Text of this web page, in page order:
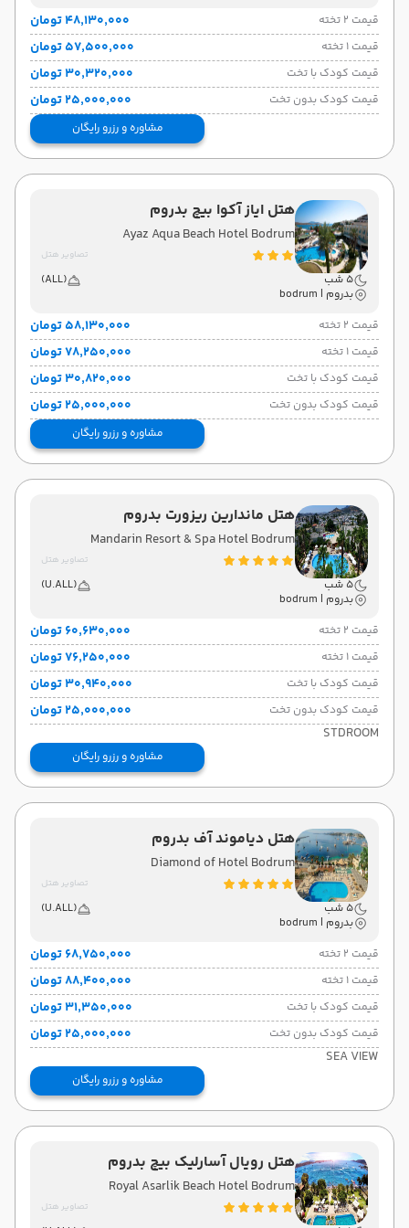
قیمت 2 تخته
۴۸٬۱۳۰٬۰۰۰ تومان
قیمت 1 تخته ۵۷٬۵۰۰٬۰۰۰ تومان
قیمت کودک با تخت ۳۰٬۳۲۰٬۰۰۰ تومان
قیمت کودک بدون تخت ۲۵٬۰۰۰٬۰۰۰ تومان
مشاوره و رزرو رایگان
هتل ایاز آکوا بیچ بدروم
Ayaz Aqua Beach Hotel Bodrum
تصاویر هتل
5 شب
(ALL)
بدروم | bodrum
قیمت 2 تخته
۵۸٬۱۳۰٬۰۰۰ تومان
قیمت 1 تخته ۷۸٬۲۵۰٬۰۰۰ تومان
قیمت کودک با تخت ۳۰٬۸۲۰٬۰۰۰ تومان
قیمت کودک بدون تخت ۲۵٬۰۰۰٬۰۰۰ تومان
مشاوره و رزرو رایگان
هتل ماندارین ریزورت بدروم
Mandarin Resort & Spa Hotel Bodrum
تصاویر هتل
5 شب
(U.ALL)
بدروم | bodrum
قیمت 2 تخته
۶۰٬۶۳۰٬۰۰۰ تومان
قیمت 1 تخته ۷۶٬۲۵۰٬۰۰۰ تومان
قیمت کودک با تخت ۳۰٬۹۴۰٬۰۰۰ تومان
قیمت کودک بدون تخت
۲۵٬۰۰۰٬۰۰۰ تومان
STDROOM
مشاوره و رزرو رایگان
هتل دیاموند آف بدروم
Diamond of Hotel Bodrum
تصاویر هتل
5 شب
(U.ALL)
بدروم | bodrum
قیمت 2 تخته
۶۸٬۷۵۰٬۰۰۰ تومان
قیمت 1 تخته ۸۸٬۴۰۰٬۰۰۰ تومان
قیمت کودک با تخت ۳۱٬۳۵۰٬۰۰۰ تومان
قیمت کودک بدون تخت
۲۵٬۰۰۰٬۰۰۰ تومان
SEA VIEW
مشاوره و رزرو رایگان
هتل رویال آسارلیک بیچ بدروم
Royal Asarlik Beach Hotel Bodrum
تصاویر هتل